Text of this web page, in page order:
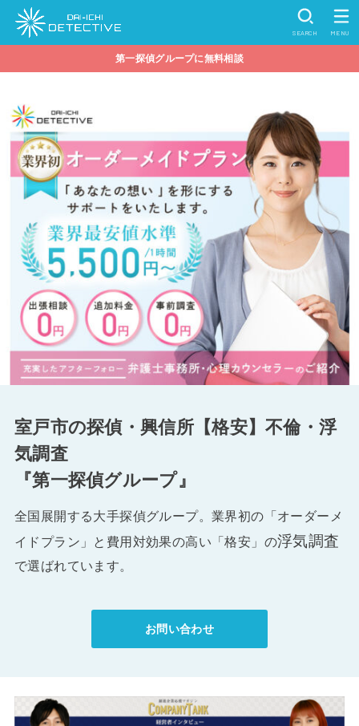
SEARCH MENU
第一探偵グループに無料相談
室戸市の探偵・興信所【格安】不倫・浮
気調査
『第一探偵グループ』
全国展開する大手探偵グループ。業界初の「オーダーメ
イドプラン」と費用対効果の高い「格安」の浮気調査
で選ばれています。
お問い合わせ